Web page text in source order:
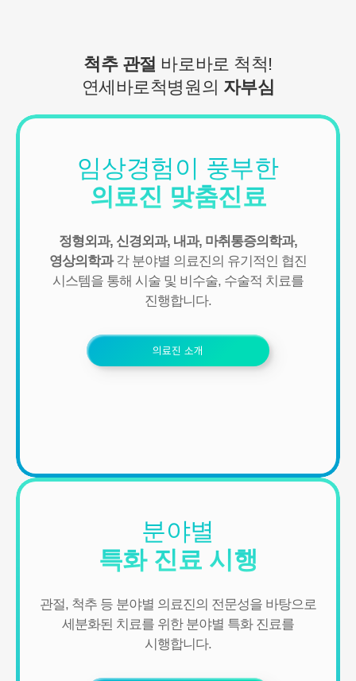
척추 관절 바로바로 척척!
연세바로척병원의 자부심
임상경험이 풍부한
의료진 맞춤진료
정형외과, 신경외과, 내과, 마취통증의학과,
영상의학과각 분야별 의료진의 유기적인 협진
시스템을 통해 시술 및 비수술, 수술적 치료를
진행합니다.
의료진 소개
분야별
특화 진료 시행
관절, 척추 등 분야별 의료진의 전문성을 바탕으로
세분화된 치료를 위한 분야별 특화 진료를
시행합니다.
[상담신청 시 수집항목]
- 수집항목: 이름, 연락처, 이메일, 나이, 성별, 연령, 지역, 관심부위,
- 기타정보: 내원정보, 처방정보, 진료정보, 카드사명, 카드번호 등 카
드결제 승인정보
2. 개인정보 수집 방법
- 홈페이지, 온라인상담, 전화상담, 카카오톡상담, 실시간상담, 상담
신청, 서면양식, 팩스, 전화, 게시판, 이메일
집될 수 있습니다.
- IP Address, 쿠키, 방문 일시, 서비스 이용 기록, 불량 이용 기록
■ 개인정보의 수집 및 이용목적
연세바로척병원에서는 개인정보를 다음의 목적이외의 용도로는 이
용하지 않으며 이용 목적이 변경될 경우에는 동의를 받아 처리하겠
- 진료정보: 진단 및 치료를 위한 진료서비스와 청구, 수납 및 환급 등
불만처리 등을 위한 원활한 의사소통 경로의 확보 등
2. 회원관리
와 비인가 사용방지, 만 14세미만 아동 개인정보 수집 시 법정 대리인
동의여부 확인, 추후 법정대리인 본인확인, 분쟁 조정을 위한 기록보
존, 불만처리 등 민원처리, 고지사항 전달, 회원 관리를 위한 각종 정
보 제공, 소식 전달, 설문조사
3. 신규 서비스 개발 및 마케팅, 광고에의 활용
- 신규 서비스 개발 및 맞춤 서비스 제공, 이벤트 및 광고성 정보 제공
및 참여기회 제공
- 이벤트 프로모션에 참여하거나 선택형 서비스를 이용하려는 경우